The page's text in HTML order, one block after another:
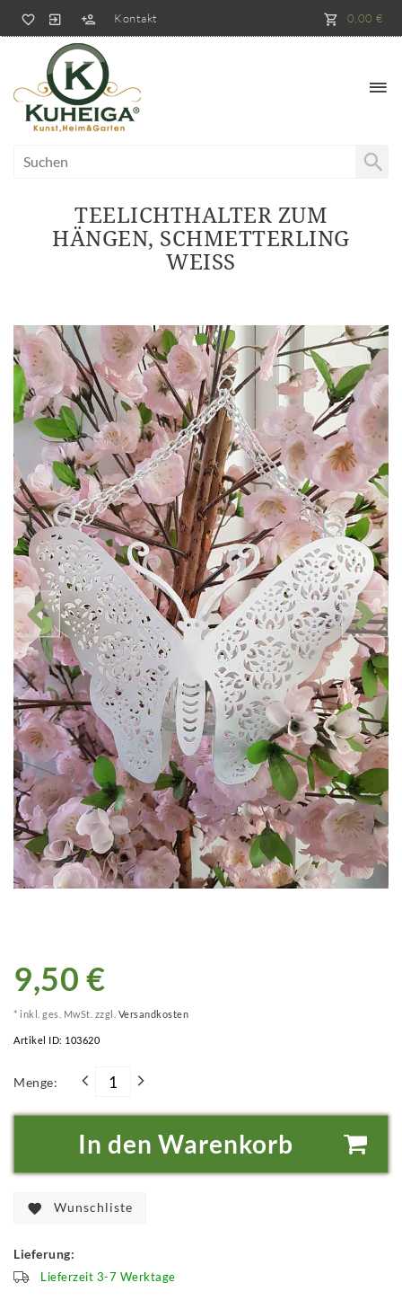
Kontakt 0,00 €
TEELICHTHALTER ZUM
HÄNGEN, SCHMETTERLING
WEISS
9,50 €
* inkl. ges. MwSt. zzgl. Versandkosten
Artikel ID: 103620
Menge:
In den Warenkorb
Wunschliste
Lieferung:
Lieferzeit 3-7 Werktage